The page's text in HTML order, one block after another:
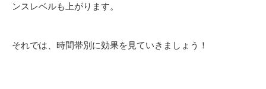
ンスレベルも上がります。
それでは、時間帯別に効果を見ていきましょう！